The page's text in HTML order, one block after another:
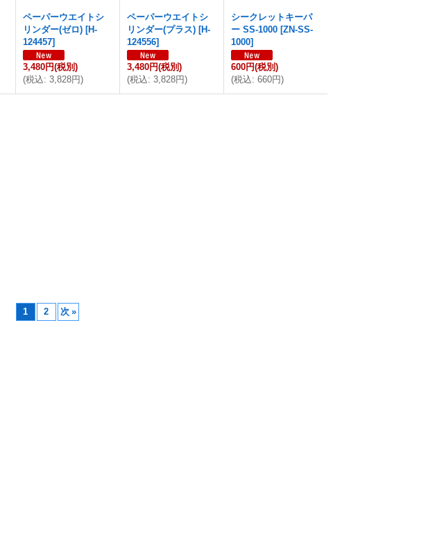
ペーパーウエイトシ
リンダー(ゼロ) [H-
124457]
3,480円(税別)
(税込: 3,828円)
ペーパーウエイトシ
リンダー(プラス) [H-
124556]
3,480円(税別)
(税込: 3,828円)
シークレットキーパ
ー SS-1000 [ZN-SS-
1000]
600円(税別)
(税込: 660円)
1 2 次 »